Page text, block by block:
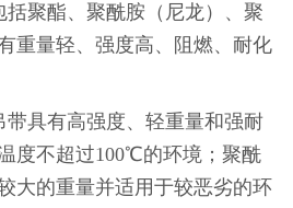
括聚酯、聚酰胺（尼龙）、聚
重量轻、强度高、阻燃、耐化
带具有高强度、轻重量和强耐
度不超过100℃的环境；聚酰
大的重量并适用于较恶劣的环